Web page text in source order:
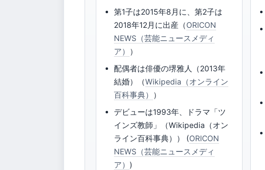
第1子は2015年8月に、第2子は
2018年12月に出産（ORICON
NEWS（芸能ニュースメディ
ア） ）
配偶者は俳優の堺雅人（2013年
結婚）（Wikipedia（オンライン
百科事典） ）
デビューは1993年、ドラマ「ツ
インズ教師」（Wikipedia（オン
ライン百科事典）） (ORICON
NEWS（芸能ニュースメディ
ア） )